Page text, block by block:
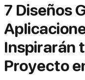
7 Diseños
Inspirarán
Proyecto